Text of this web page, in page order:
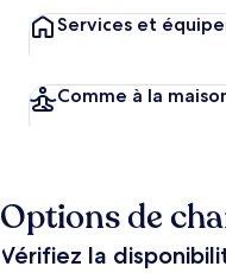
Services et
Comme à la
Options de
Vérifiez la